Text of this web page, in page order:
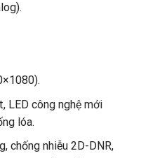
LED công nghệ mới
lóa.
chống nhiễu 2D-DNR,